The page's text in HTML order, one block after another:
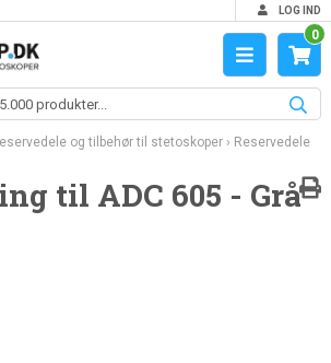
LOG IND
0
og tilbehør til stetoskoper› Reservedele
til ADC 605 - Grå